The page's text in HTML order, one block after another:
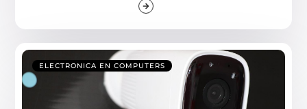
ELECTRONICA EN COMPUTERS